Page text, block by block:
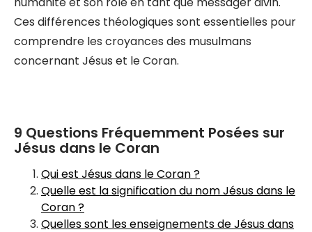
Ces différences théologiques sont essentielles pour
comprendre les croyances des musulmans
concernant Jésus et le Coran.
9 Questions Fréquemment Posées sur
Jésus dans le Coran
Qui est Jésus dans le Coran ?
Quelle est la signification du nom Jésus dans le
Coran ?
Quelles sont les enseignements de Jésus dans